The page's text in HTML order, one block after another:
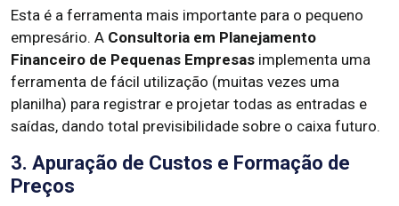
Esta é a ferramenta mais importante para o pequeno
empresário. A Consultoria em Planejamento
Financeiro de Pequenas Empresas implementa uma
ferramenta de fácil utilização (muitas vezes uma
planilha) para registrar e projetar todas as entradas e
saídas, dando total previsibilidade sobre o caixa futuro.
3. Apuração de Custos e Formação de
Preços